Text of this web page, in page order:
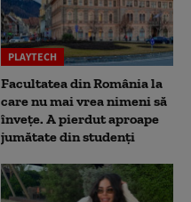
PLAYTECH
Facultatea din România la
care nu mai vrea nimeni să
înveţe. A pierdut aproape
jumătate din studenţi